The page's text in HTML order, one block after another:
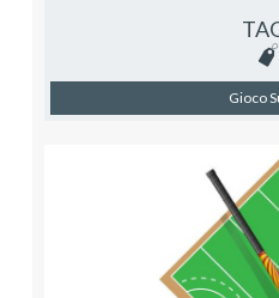
Gioco